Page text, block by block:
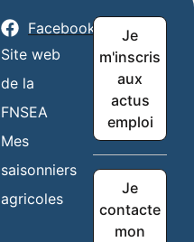
Facebook
Site web
de la
FNSEA
Mes
saisonniers
agricoles
Je
m'inscris
aux
actus
emploi
Je
contacte
mon